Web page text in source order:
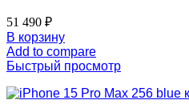
51 490 ₽
В корзину
Add to compare
Быстрый просмотр